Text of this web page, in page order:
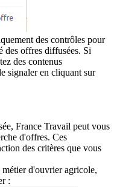
des contrôles pour
des offres diffusées. Si
des contenus
signaler en cliquant sur
France Travail peut vous
d'offres. Ces
des critères que vous
d'ouvrier agricole,
: